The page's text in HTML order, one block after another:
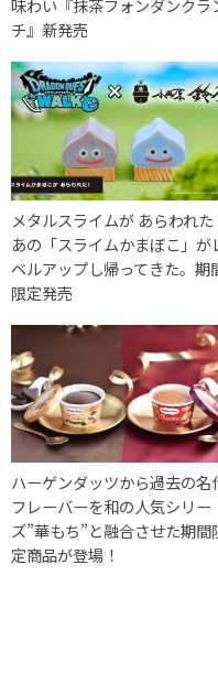
チ』新発売
メタルスライムが あらわれた
あの「スライムかまぼこ」が
ベルアップし帰ってきた。期
限定発売
ハーゲンダッツから過去の名
フレーバーを和の人気シリー
ズ”華もち”と融合させた期間
定商品が登場！